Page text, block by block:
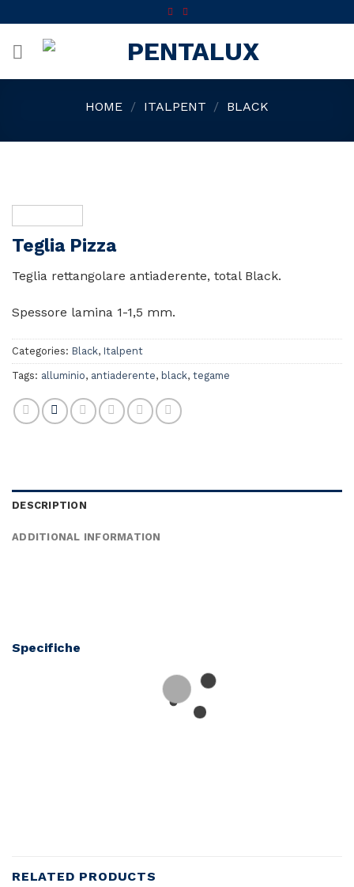
to
content
HOME / ITALPENT / BLACK
Teglia Pizza
Teglia rettangolare antiaderente, total Black.
Spessore lamina 1-1,5 mm.
Categories: Black, Italpent
Tags: alluminio, antiaderente, black, tegame
DESCRIPTION
ADDITIONAL INFORMATION
Specifiche
RELATED PRODUCTS